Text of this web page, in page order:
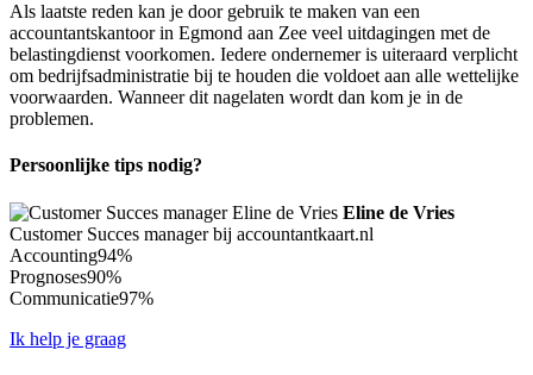
Als laatste reden kan je door gebruik te maken van een
accountantskantoor in Egmond aan Zee veel uitdagingen met de
belastingdienst voorkomen. Iedere ondernemer is uiteraard verplicht
om bedrijfsadministratie bij te houden die voldoet aan alle wettelijke
voorwaarden. Wanneer dit nagelaten wordt dan kom je in de
problemen.
Persoonlijke tips nodig?
Eline de Vries
Customer Succes manager bij accountantkaart.nl
Accounting94%
Prognoses90%
Communicatie97%
Ik help je graag